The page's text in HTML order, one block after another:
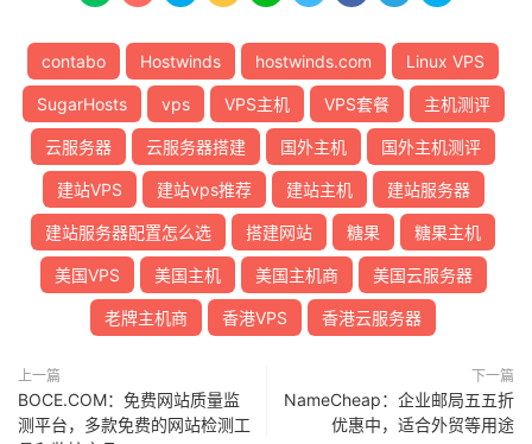
contabo Hostwinds hostwinds.com Linux VPS
SugarHosts vps VPS主机 VPS套餐 主机测评
云服务器 云服务器搭建 国外主机 国外主机测评
建站VPS 建站vps推荐 建站主机 建站服务器
建站服务器配置怎么选 搭建网站 糖果 糖果主机
美国VPS 美国主机 美国主机商 美国云服务器
老牌主机商 香港VPS 香港云服务器
上一篇
BOCE.COM：免费网站质量监
测平台，多款免费的网站检测工
下一篇
NameCheap：企业邮局五五折
优惠中，适合外贸等用途